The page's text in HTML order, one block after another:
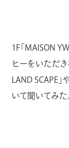
1F「MAISON
ヒーをいただき
LAND SCAPE
いて聞いてみた